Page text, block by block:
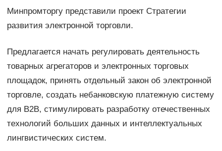
Минпромторгу представили проект Стратегии
развития электронной торговли.
Предлагается начать регулировать деятельность
товарных агрегаторов и электронных торговых
площадок, принять отдельный закон об электронной
торговле, создать небанковскую платежную систему
для B2B, стимулировать разработку отечественных
технологий больших данных и интеллектуальных
лингвистических систем.